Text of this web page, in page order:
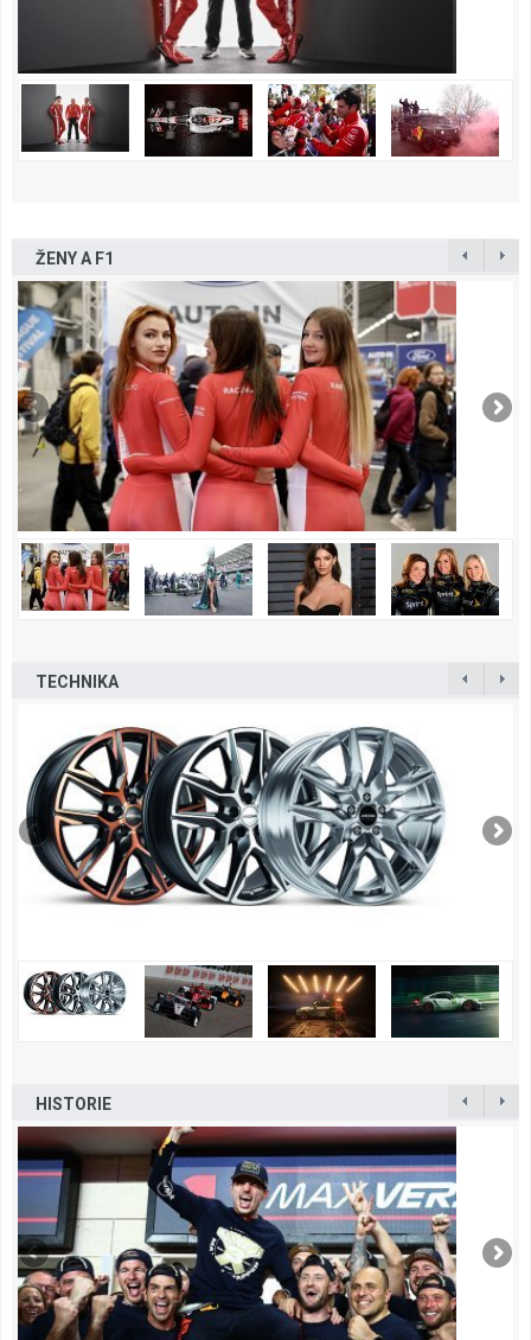
ŽENY A F1
TECHNIKA
HISTORIE